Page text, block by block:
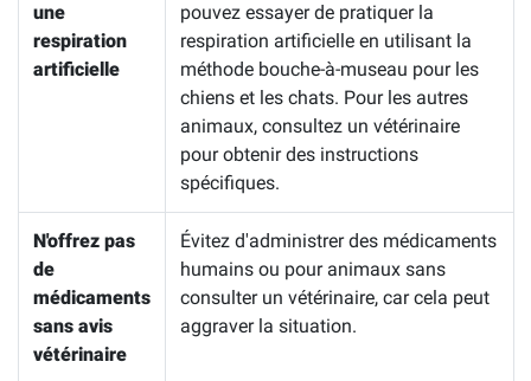
une
respiration
artificielle
pouvez essayer de pratiquer la
respiration artificielle en utilisant la
méthode bouche-à-museau pour les
chiens et les chats. Pour les autres
animaux, consultez un vétérinaire
pour obtenir des instructions
spécifiques.
N'offrez pas
de
médicaments
sans avis
vétérinaire
Évitez d'administrer des médicaments
humains ou pour animaux sans
consulter un vétérinaire, car cela peut
aggraver la situation.